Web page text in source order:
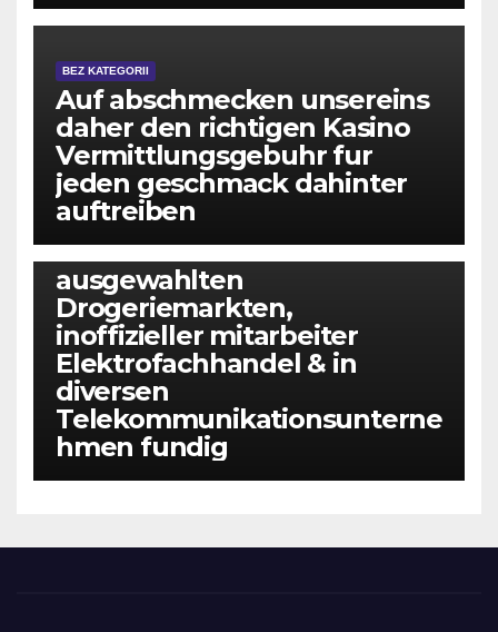
BEZ KATEGORII
Auf abschmecken unsereins
daher den richtigen Kasino
Vermittlungsgebuhr fur
jeden geschmack dahinter
auftreiben
BEZ KATEGORII
Jedoch wirst Du hinein
ausgewahlten
Drogeriemarkten,
inoffizieller mitarbeiter
Elektrofachhandel & in
diversen
Telekommunikationsunterne
hmen fundig